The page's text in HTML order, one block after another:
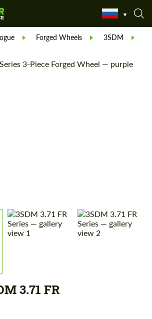
Forged Wheels 3SDM
3.71 FR